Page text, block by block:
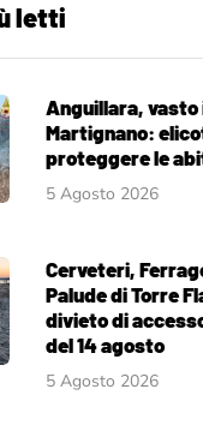
letti
Anguillara, vasto
Martignano:
proteggere le
5 Agosto 2026
Cerveteri,
Palude di Torre
divieto di
del 14 agosto
5 Agosto 2026